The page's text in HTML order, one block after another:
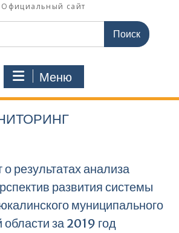
Официальный сайт
Меню
о результатах анализа
развития системы
муниципального
за 2019 год